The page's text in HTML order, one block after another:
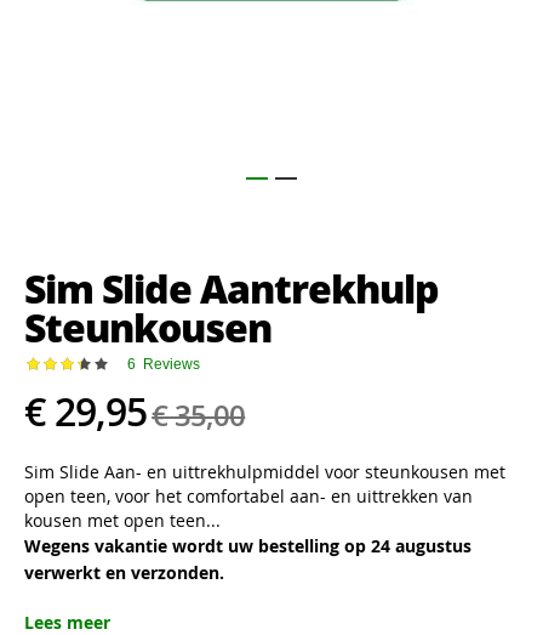
begin
van
de
afbeeldingen-
gallerij
Sim Slide Aantrekhulp
Steunkousen
Waardering: 6 Reviews
€ 29,95€ 35,00
Sim Slide Aan- en uittrekhulpmiddel voor steunkousen met
open teen, voor het comfortabel aan- en uittrekken van
kousen met open teen...
Wegens vakantie wordt uw bestelling op 24 augustus
verwerkt en verzonden.
Lees meer